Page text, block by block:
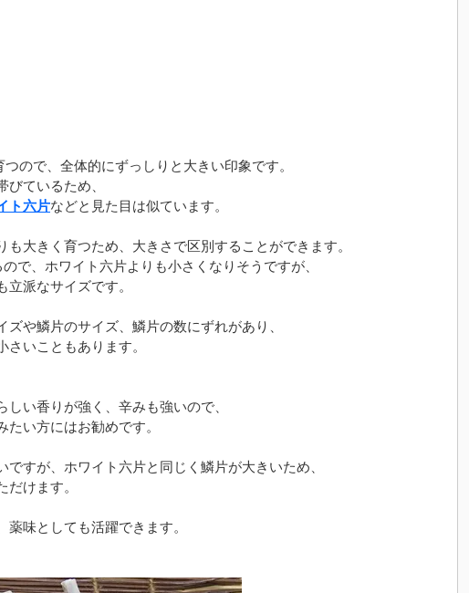
ので、全体的にずっしりと大きい印象です。
びているため、
ト六片などと見た目は似ています。
も大きく育つため、大きさで区別することができます。
で、ホワイト六片よりも小さくなりそうですが、
派なサイズです。
や鱗片のサイズ、鱗片の数にずれがあり、
いこともあります。
い香りが強く、辛みも強いので、
い方にはお勧めです。
すが、ホワイト六片と同じく鱗片が大きいため、
けます。
味としても活躍できます。